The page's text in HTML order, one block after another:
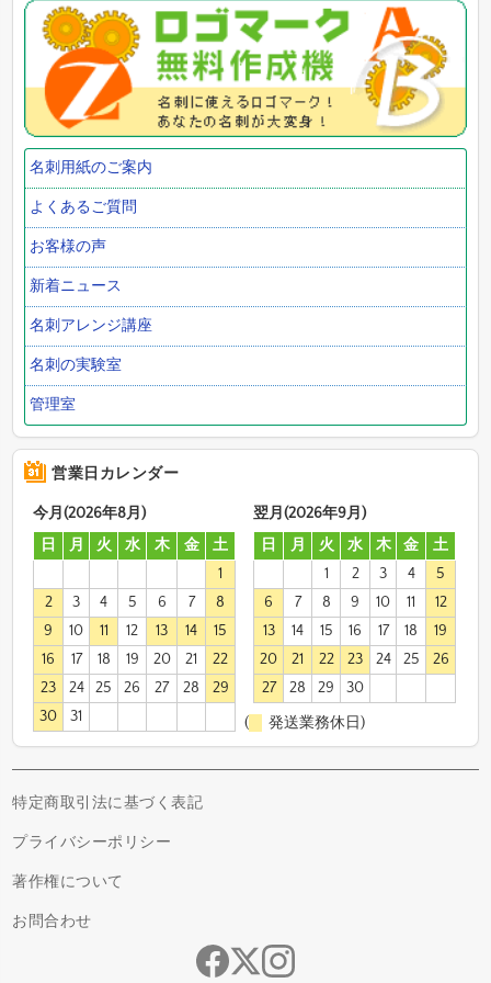
名刺用紙のご案内
よくあるご質問
お客様の声
新着ニュース
名刺アレンジ講座
名刺の実験室
管理室
営業日カレンダー
今月(2026年8月)
日
月 火 水 木 金
土
1
2
3 4 5 6 7
8
9
10 11 12 13 14
15
16
17 18 19 20 21
22
23
24 25 26 27 28
29
30
31
翌月(2026年9月)
日
月 火 水 木 金
土
1
2 3 4
5
6
7 8 9 10 11
12
13
14 15 16 17 18
19
20
21 22 23 24 25
26
27
28 29 30
( 発送業務休日)
特定商取引法に基づく表記
プライバシーポリシー
著作権について
お問合わせ